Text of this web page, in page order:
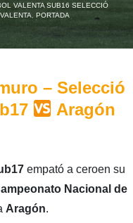
VALENTA SUB16 SELECCIÓ
PORTADA
– Selecció
Aragón
empató a ceroen su
Nacional de
Aragón.